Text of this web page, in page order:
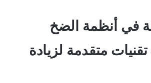
في أنظمة الضخ
البترولي : 4 تقنيات متقدمة لزيادة